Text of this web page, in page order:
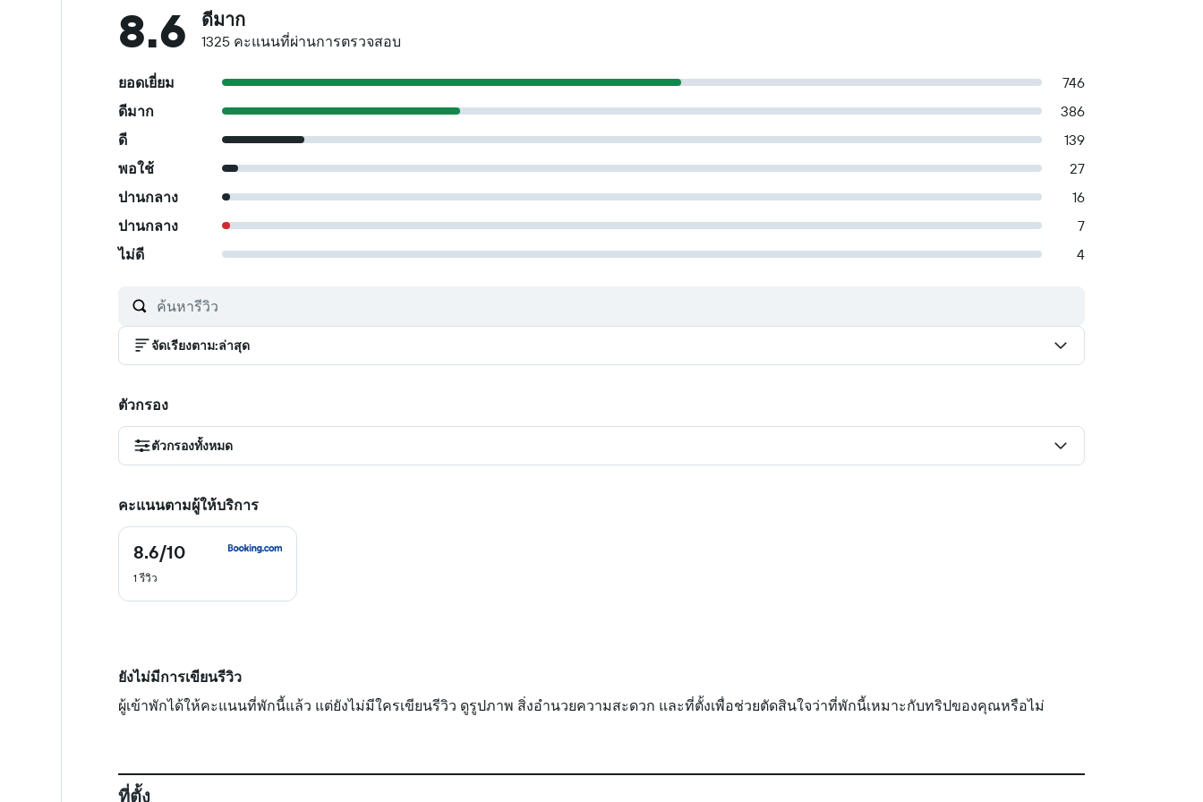
8.6 ดีมาก
1325 คะแนนที่ผ่านการตรวจสอบ
ยอดเยี่ยม
746
ดีมาก
386
ดี
139
พอใช้
27
ปานกลาง
16
ปานกลาง
7
ไม่ดี
4
จัดเรียงตาม:ล่าสุด
ตัวกรอง
ตัวกรองทั้งหมด
คะแนนตามผู้ให้บริการ
8.6/10
8.6
10
1 รีวิว
ยังไม่มีการเขียนรีวิว
ผู้เข้าพักได้ให้คะแนนที่พักนี้แล้ว แต่ยังไม่มีใครเขียนรีวิว ดูรูปภาพ สิ่งอำนวยความสะดวก และที่ตั้งเพื่อช่วยตัดสินใจว่าที่พักนี้เหมาะกับทริปของคุณหรือไม่
ที่ตั้ง